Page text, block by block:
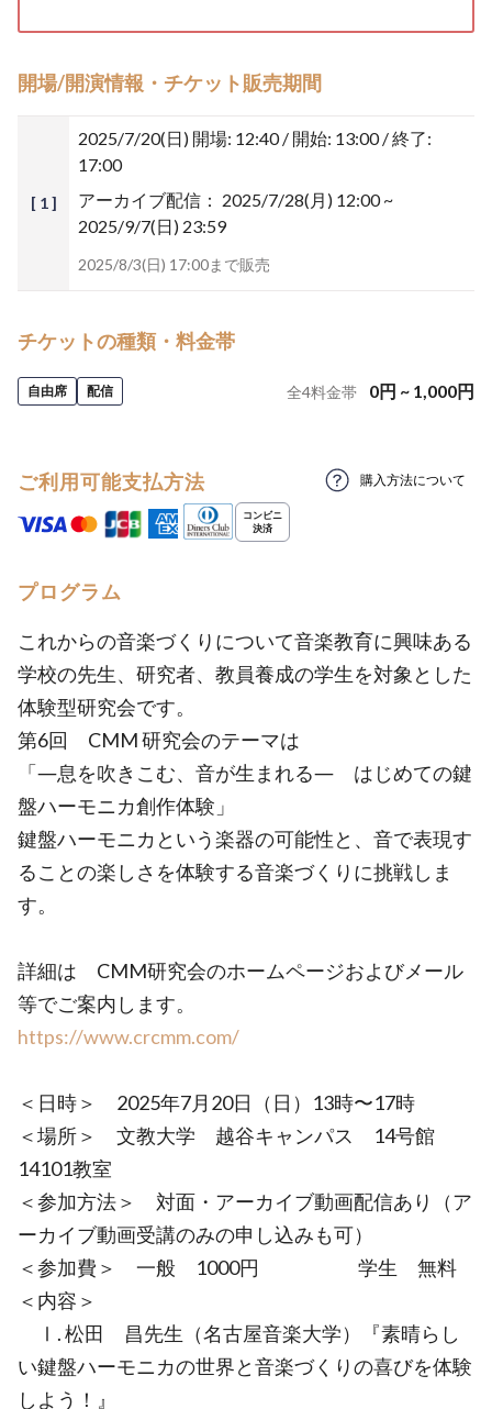
開場/開演情報・チケット販売期間
[ 1 ]
2025/7/20(日) 開場: 12:40 / 開始: 13:00 / 終了:
17:00
アーカイブ配信： 2025/7/28(月) 12:00 ~
2025/9/7(日) 23:59
2025/8/3(日) 17:00まで販売
チケットの種類・料金帯
自由席 配信 全4料金帯 0円 ~ 1,000円
ご利用可能支払方法 購入方法について
プログラム
これからの音楽づくりについて音楽教育に興味ある
学校の先生、研究者、教員養成の学生を対象とした
体験型研究会です。
第6回 CMM 研究会のテーマは
「―息を吹きこむ、音が生まれる― はじめての鍵
盤ハーモニカ創作体験」
鍵盤ハーモニカという楽器の可能性と、音で表現す
ることの楽しさを体験する音楽づくりに挑戦しま
す。
詳細は CMM研究会のホームページおよびメール
等でご案内します。
https://www.crcmm.com/
＜日時＞ 2025年7月20日（日）13時〜17時
＜場所＞ 文教大学 越谷キャンパス 14号館
14101教室
＜参加方法＞ 対面・アーカイブ動画配信あり（ア
ーカイブ動画受講のみの申し込みも可）
＜参加費＞ 一般 1000円 学生 無料
＜内容＞
Ⅰ. 松田 昌先生（名古屋音楽大学）『素晴らし
い鍵盤ハーモニカの世界と音楽づくりの喜びを体験
しよう！』